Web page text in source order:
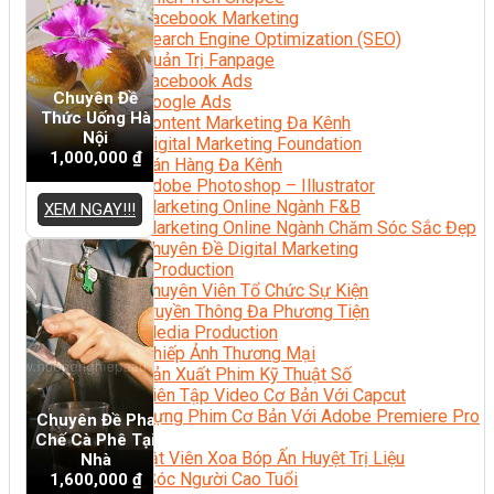
Facebook Marketing
Search Engine Optimization (SEO)
Quản Trị Fanpage
Facebook Ads
Google Ads
Content Marketing Đa Kênh
Digital Marketing Foundation
Bán Hàng Đa Kênh
Adobe Photoshop – Illustrator
Marketing Online Ngành F&B
Marketing Online Ngành Chăm Sóc Sắc Đẹp
Chuyên Đề Digital Marketing
Media Production
Chuyên Viên Tổ Chức Sự Kiện
Truyền Thông Đa Phương Tiện
Media Production
Nhiếp Ảnh Thương Mại
Sản Xuất Phim Kỹ Thuật Số
Biên Tập Video Cơ Bản Với Capcut
Dựng Phim Cơ Bản Với Adobe Premiere Pro
Sức Khỏe
Kỹ Thuật Viên Xoa Bóp Ấn Huyệt Trị Liệu
Chăm Sóc Người Cao Tuổi
Chuyên Đề
Thức Uống Hà
Nội
1,000,000 ₫
XEM NGAY!!!
Chuyên Đề Pha
Chế Cà Phê Tại
Nhà
1,600,000 ₫